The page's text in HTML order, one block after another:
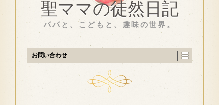
聖ママの徒然日記
パパと、こどもと、趣味の世界。
お問い合わせ